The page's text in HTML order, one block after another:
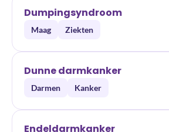
Dumpingsyndroom
Maag Ziekten
Dunne darmkanker
Darmen Kanker
Endeldarmkanker